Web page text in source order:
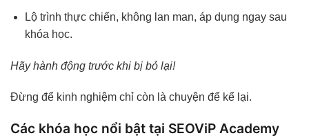
Lộ trình thực chiến, không lan man, áp dụng ngay sau
khóa học.
Hãy hành động trước khi bị bỏ lại!
Đừng để kinh nghiệm chỉ còn là chuyện để kể lại.
Các khóa học nổi bật tại SEOViP Academy